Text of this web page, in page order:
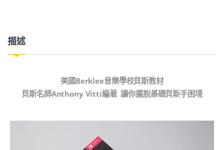
描述
美國Berklee音樂學校貝斯教材
貝斯名師Anthony Vitti編著 讓你擺脫基礎貝斯手困境